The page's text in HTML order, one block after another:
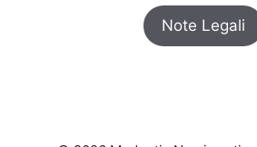
Note Legali